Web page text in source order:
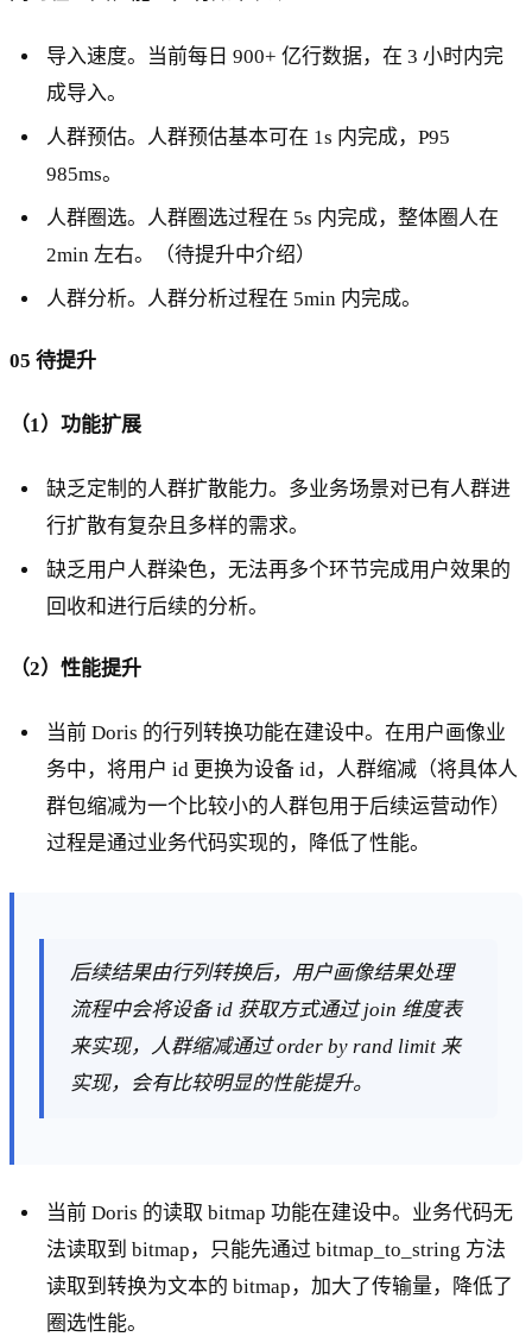
导入速度。当前每日 900+ 亿行数据，在 3 小时内完
成导入。
人群预估。人群预估基本可在 1s 内完成，P95
985ms。
人群圈选。人群圈选过程在 5s 内完成，整体圈人在
2min 左右。（待提升中介绍）
人群分析。人群分析过程在 5min 内完成。
05 待提升
（1）功能扩展
缺乏定制的人群扩散能力。多业务场景对已有人群进
行扩散有复杂且多样的需求。
缺乏用户人群染色，无法再多个环节完成用户效果的
回收和进行后续的分析。
（2）性能提升
当前 Doris 的行列转换功能在建设中。在用户画像业
务中，将用户 id 更换为设备 id，人群缩减（将具体人
群包缩减为一个比较小的人群包用于后续运营动作）
过程是通过业务代码实现的，降低了性能。
后续结果由行列转换后，用户画像结果处理
流程中会将设备 id 获取方式通过 join 维度表
来实现，人群缩减通过 order by rand limit 来
实现，会有比较明显的性能提升。
当前 Doris 的读取 bitmap 功能在建设中。业务代码无
法读取到 bitmap，只能先通过 bitmap_to_string 方法
读取到转换为文本的 bitmap，加大了传输量，降低了
圈选性能。